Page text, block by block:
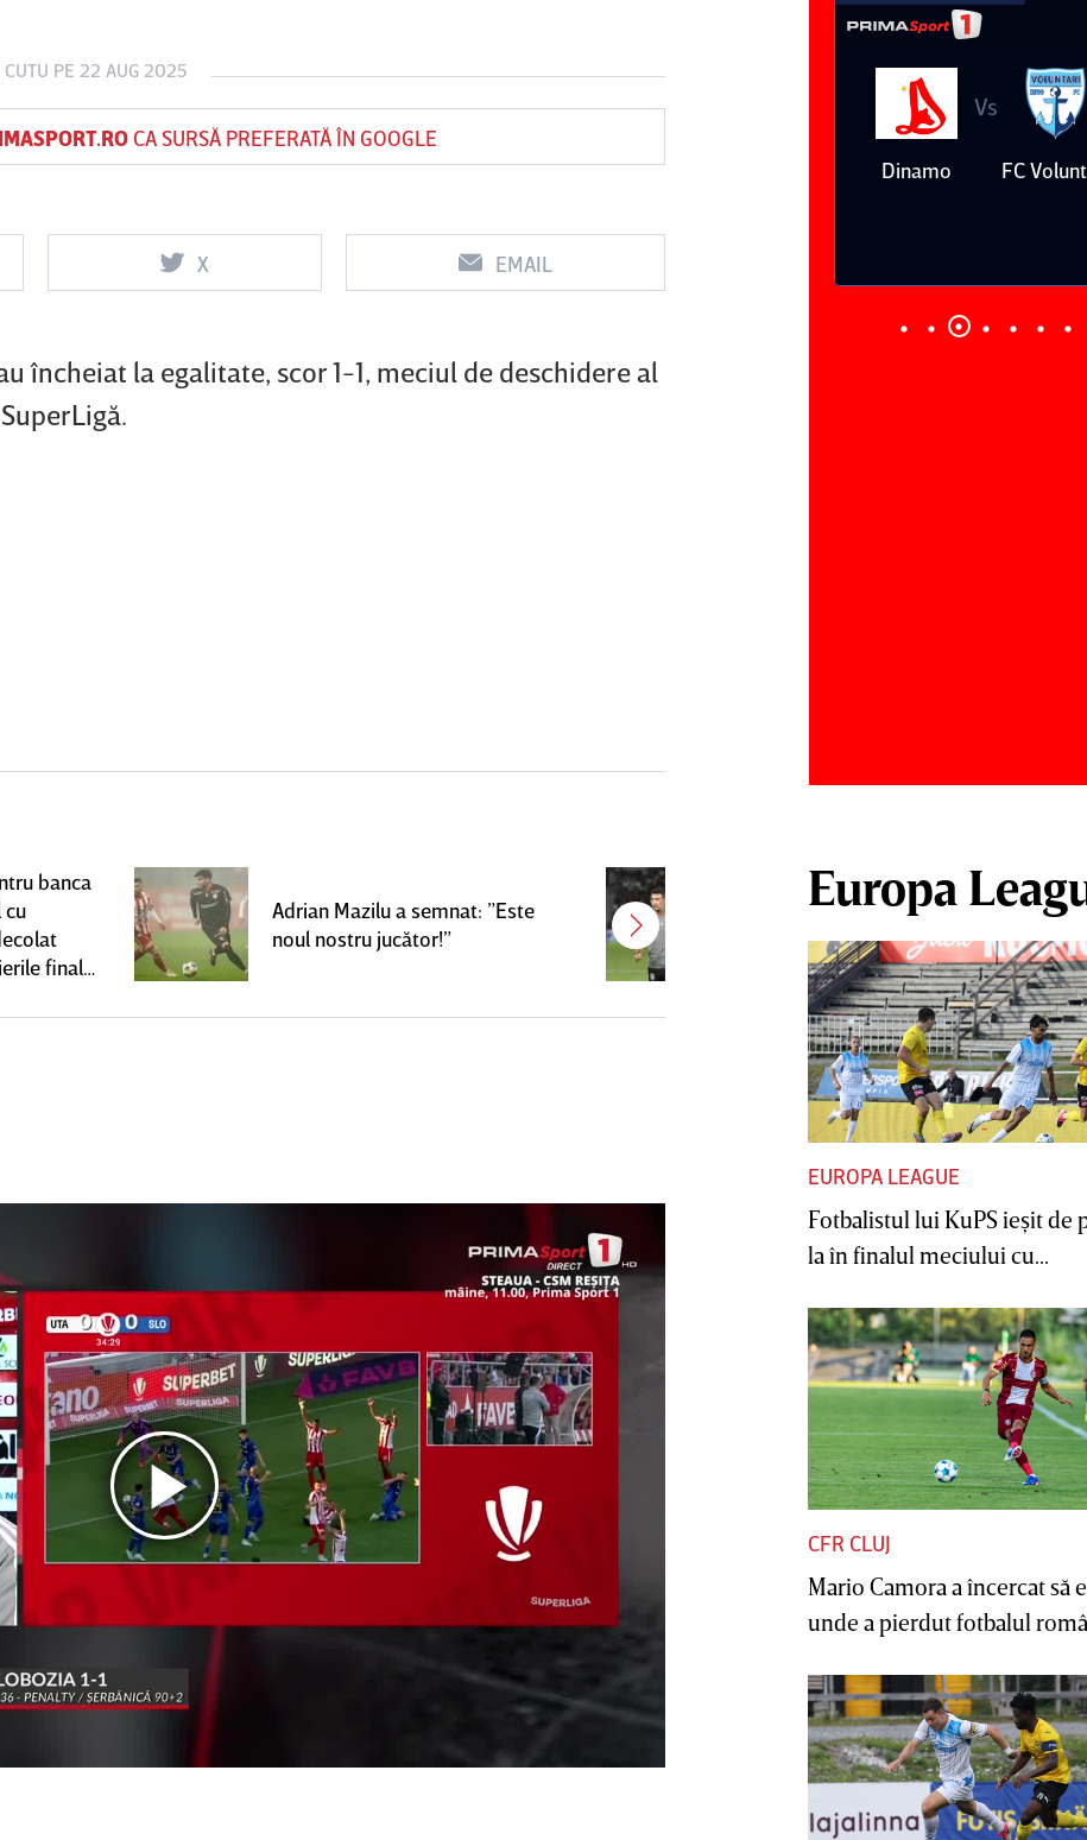
PE 22 AUG 2025
CA SURSĂ PREFERATĂ ÎN GOOGLE
X EMAIL
încheiat la egalitate, scor 1-1, meciul de deschidere al
banca
cu
finale
Adrian Mazilu a semnat: ”Este
noul nostru jucător!”
Antonio Folha a fost demis de la
CFR Cluj! Alţi 3 jucători sunt OUT
Sf
Vs
FCSB UTA Arad
0
Vs
Rapid
0
Farul
Vs
Dinamo
Vs
FC
Europa
EUROPA LEAGUE
Fotbalistul lui KuPS ieşit de
la în finalul meciului cu...
CFR CLUJ
Mario Camora a încercat să
unde a pierdut fotbalul